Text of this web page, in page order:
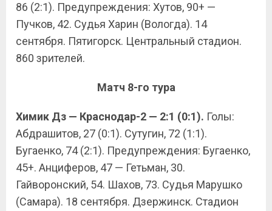
86 (2:1). Предупреждения: Хутов, 90+ —
Пучков, 42. Судья Харин (Вологда). 14
сентября. Пятигорск. Центральный стадион.
860 зрителей.
Матч 8-го тура
Химик Дз — Краснодар-2 — 2:1 (0:1). Голы:
Абдрашитов, 27 (0:1). Сутугин, 72 (1:1).
Бугаенко, 74 (2:1). Предупреждения: Бугаенко,
45+. Анциферов, 47 — Гетьман, 30.
Гайворонский, 54. Шахов, 73. Судья Марушко
(Самара). 18 сентября. Дзержинск. Стадион